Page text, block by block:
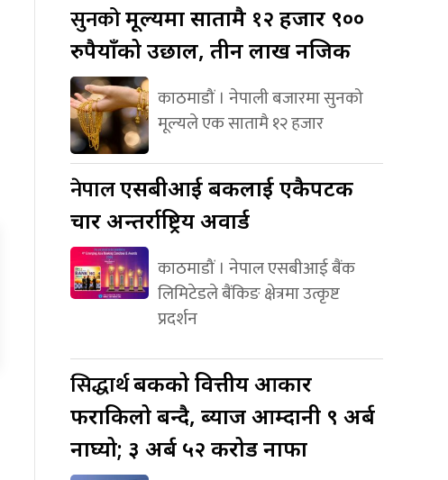
सुनकोमूल्यमा सातामै १२ हजार ९००
रुपैयाँको उछाल, तीन लाख नजिक
काठमाडौं । नेपाली बजारमा सुनको
मूल्यले एक सातामै १२ हजार
नेपालएसबीआई बैंकलाई एकैपटक
चार अन्तर्राष्ट्रिय अवार्ड
काठमाडौं । नेपाल एसबीआई बैंक
लिमिटेडले बैंकिङ क्षेत्रमा उत्कृष्ट
प्रदर्शन
सिद्धार्थबैंकको वित्तीय आकार
फराकिलो बन्दै, ब्याज आम्दानी ९ अर्ब
नाघ्यो; ३ अर्ब ५२ करोड नाफा